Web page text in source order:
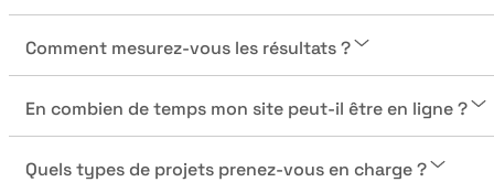
Comment mesurez-vous les résultats ?
En combien de temps mon site peut-il être en ligne ?
Quels types de projets prenez-vous en charge ?